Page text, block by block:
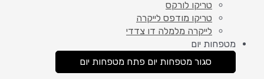
טריקו לורקס
טריקו מודפס לייקרה
לייקרה מלמלה דו צדדי
מטפחות יום
סגור מטפחות יום פתח מטפחות יום